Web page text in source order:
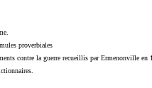
proverbiales
contre la guerre recueillis par Ermenonville en